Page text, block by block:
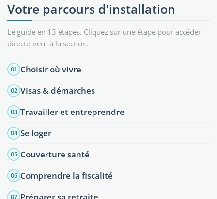
Votre parcours d'installation
Le guide en 13 étapes. Cliquez sur une étape pour accéder
directement à la section.
01 Choisir où vivre
02 Visas & démarches
03 Travailler et entreprendre
04 Se loger
05 Couverture santé
06 Comprendre la fiscalité
07 Préparer sa retraite